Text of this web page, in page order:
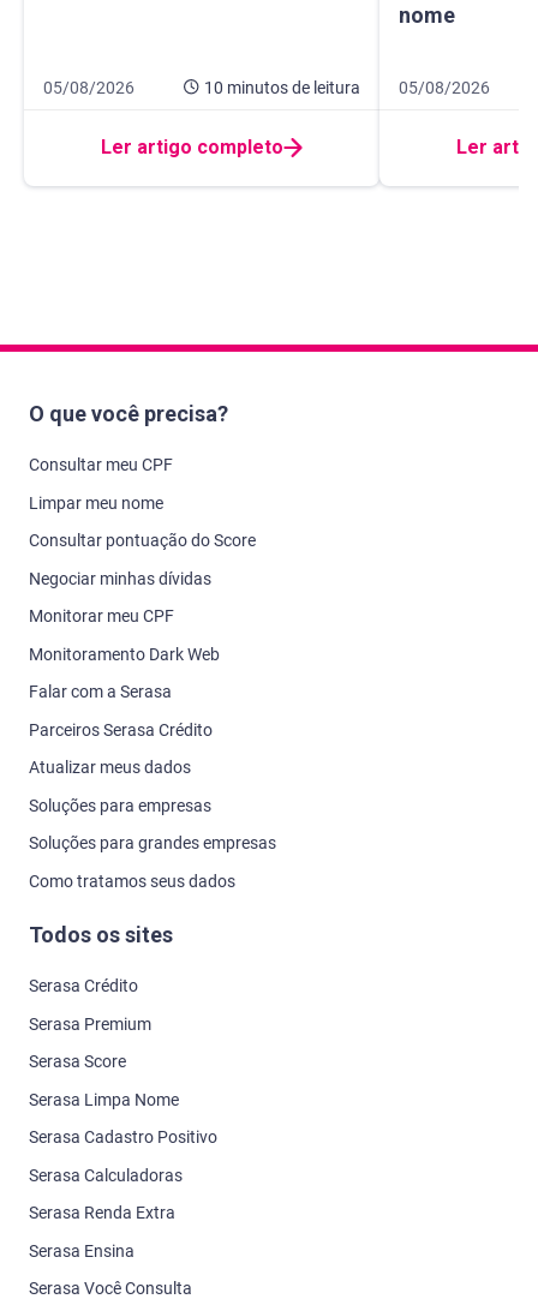
Data de publicação 5 de agosto de 2026
05/08/2026 10 minutosde leitura
10 minutos de leitura
Ler artigo completo
nome
Data de
05/08/2026
14 minutos de
Ler
O que você precisa?
Consultar meu CPF
Limpar meu nome
Consultar pontuação do Score
Negociar minhas dívidas
Monitorar meu CPF
Monitoramento Dark Web
Falar com a Serasa
Parceiros Serasa Crédito
Atualizar meus dados
Soluções para empresas
Soluções para grandes empresas
Como tratamos seus dados
Todos os sites
Serasa Crédito
Serasa Premium
Serasa Score
Serasa Limpa Nome
Serasa Cadastro Positivo
Serasa Calculadoras
Serasa Renda Extra
Serasa Ensina
Serasa Você Consulta